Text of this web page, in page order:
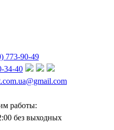
773-90-49
34-40
работы:
без выходных